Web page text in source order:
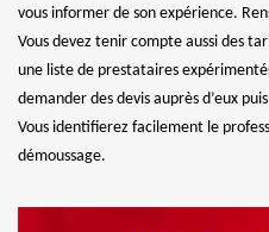
vous informer de son expérience.
Vous devez tenir compte aussi des
une liste de prestataires
demander des devis auprès d’eux
Vous identifierez facilement le
démoussage.